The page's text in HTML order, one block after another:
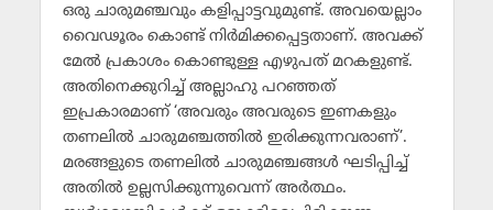
ഒരു ചാരുമഞ്ചവും കളിപ്പാട്ടവുമുണ്ട്. അവയെല്ലാം
വൈഢൂരം കൊണ്ട് നിര്‍മിക്കപ്പെട്ടതാണ്. അവക്ക്
മേല്‍ പ്രകാശം കൊണ്ടുള്ള എഴുപത് മറകളുണ്ട്.
അതിനെക്കുറിച്ച് അല്ലാഹു പറഞ്ഞത്
ഇപ്രകാരമാണ് ‘അവരും അവരുടെ ഇണകളും
തണലില്‍ ചാരുമഞ്ചത്തില്‍ ഇരിക്കുന്നവരാണ്’.
മരങ്ങളുടെ തണലില്‍ ചാരുമഞ്ചങ്ങള്‍ ഘടിപ്പിച്ച്
അതില്‍ ഉല്ലസിക്കുന്നുവെന്ന് അര്‍ത്ഥം.